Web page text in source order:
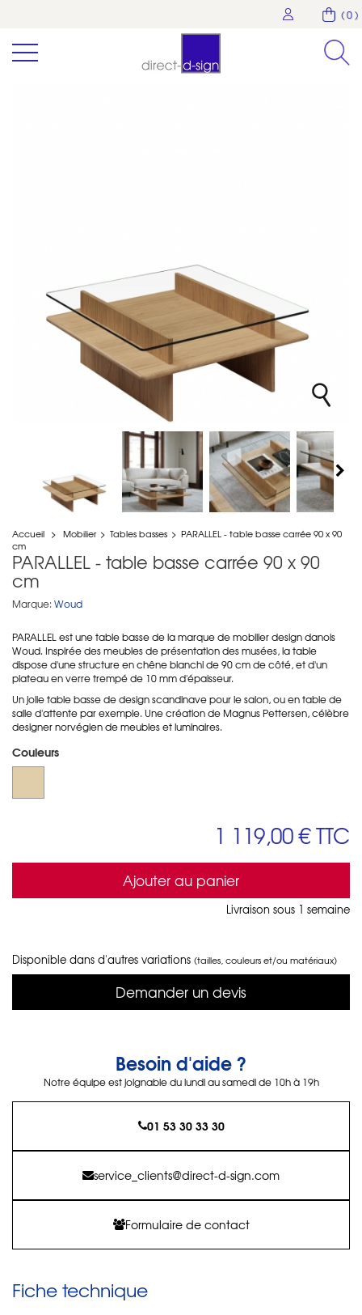
( 0 )
Accueil > Mobilier > Tables basses > PARALLEL - table basse carrée 90 x 90
cm
PARALLEL - table basse carrée 90 x 90
cm
Marque: Woud
PARALLEL est une table basse de la marque de mobilier design danois
Woud. Inspirée des meubles de présentation des musées, la table
dispose d'une structure en chêne blanchi de 90 cm de côté, et d'un
plateau en verre trempé de 10 mm d'épaisseur.
Un jolie table basse de design scandinave pour le salon, ou en table de
salle d'attente par exemple. Une création deMagnus Pettersen, célèbre
designer norvégien de meubles et luminaires.
Couleurs
1 119,00 €TTC
Ajouter au panier
Livraison sous 1 semaine
Disponible dans d'autres variations (tailles, couleurs et/ou matériaux)
Demander un devis
Besoin d'aide ?
Notre équipe est joignable du lundi au samedi de 10h à 19h
01 53 30 33 30
service_clients@direct-d-sign.com
Formulaire de contact
Fiche technique